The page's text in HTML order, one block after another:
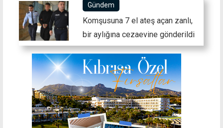
Gündem
Komşusuna 7 el ateş açan zanlı,
bir aylığına cezaevine gönderildi